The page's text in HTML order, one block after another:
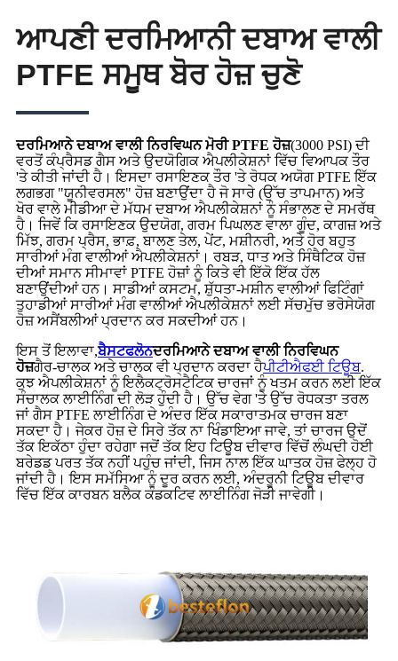
ਆਪਣੀ ਦਰਮਿਆਨੀ ਦਬਾਅ ਵਾਲੀ
PTFE ਸਮੂਥ ਬੋਰ ਹੋਜ਼ ਚੁਣੋ
ਦਰਮਿਆਨੇ ਦਬਾਅ ਵਾਲੀ ਨਿਰਵਿਘਨ ਮੋਰੀ PTFE ਹੋਜ਼(3000 PSI) ਦੀ
ਵਰਤੋਂ ਕੰਪ੍ਰੈਸਡ ਗੈਸ ਅਤੇ ਉਦਯੋਗਿਕ ਐਪਲੀਕੇਸ਼ਨਾਂ ਵਿੱਚ ਵਿਆਪਕ ਤੌਰ
'ਤੇ ਕੀਤੀ ਜਾਂਦੀ ਹੈ। ਇਸਦਾ ਰਸਾਇਣਕ ਤੌਰ 'ਤੇ ਰੋਧਕ ਅਯੋਗ PTFE ਇੱਕ
ਲਗਭਗ "ਯੂਨੀਵਰਸਲ" ਹੋਜ਼ ਬਣਾਉਂਦਾ ਹੈ ਜੋ ਸਾਰੇ (ਉੱਚ ਤਾਪਮਾਨ) ਅਤੇ
ਖੋਰ ਵਾਲੇ ਮੀਡੀਆ ਦੇ ਮੱਧਮ ਦਬਾਅ ਐਪਲੀਕੇਸ਼ਨਾਂ ਨੂੰ ਸੰਭਾਲਣ ਦੇ ਸਮਰੱਥ
ਹੈ। ਜਿਵੇਂ ਕਿ ਰਸਾਇਣਕ ਉਦਯੋਗ, ਗਰਮ ਪਿਘਲਣ ਵਾਲਾ ਗੂੰਦ, ਕਾਗਜ਼ ਅਤੇ
ਮਿੱਝ, ਗਰਮ ਪ੍ਰੈਸ, ਭਾਫ਼, ਬਾਲਣ ਤੇਲ, ਪੇਂਟ, ਮਸ਼ੀਨਰੀ, ਅਤੇ ਹੋਰ ਬਹੁਤ
ਸਾਰੀਆਂ ਮੰਗ ਵਾਲੀਆਂ ਐਪਲੀਕੇਸ਼ਨਾਂ। ਰਬੜ, ਧਾਤ ਅਤੇ ਸਿੰਥੈਟਿਕ ਹੋਜ਼
ਦੀਆਂ ਸਮਾਨ ਸੀਮਾਵਾਂ PTFE ਹੋਜ਼ਾਂ ਨੂੰ ਕਿਤੇ ਵੀ ਇੱਕੋ ਇੱਕ ਹੱਲ
ਬਣਾਉਂਦੀਆਂ ਹਨ। ਸਾਡੀਆਂ ਕਸਟਮ, ਸ਼ੁੱਧਤਾ-ਮਸ਼ੀਨ ਵਾਲੀਆਂ ਫਿਟਿੰਗਾਂ
ਤੁਹਾਡੀਆਂ ਸਾਰੀਆਂ ਮੰਗ ਵਾਲੀਆਂ ਐਪਲੀਕੇਸ਼ਨਾਂ ਲਈ ਸੱਚਮੁੱਚ ਭਰੋਸੇਯੋਗ
ਹੋਜ਼ ਅਸੈਂਬਲੀਆਂ ਪ੍ਰਦਾਨ ਕਰ ਸਕਦੀਆਂ ਹਨ।
ਇਸ ਤੋਂ ਇਲਾਵਾ,ਬੈਸਟਫਲੋਨਦਰਮਿਆਨੇ ਦਬਾਅ ਵਾਲੀ ਨਿਰਵਿਘਨ
ਹੋਜ਼ਗੈਰ-ਚਾਲਕ ਅਤੇ ਚਾਲਕ ਵੀ ਪ੍ਰਦਾਨ ਕਰਦਾ ਹੈਪੀਟੀਐਫਈ ਟਿਊਬ.
ਕੁਝ ਐਪਲੀਕੇਸ਼ਨਾਂ ਨੂੰ ਇਲੈਕਟ੍ਰੋਸਟੈਟਿਕ ਚਾਰਜਾਂ ਨੂੰ ਖਤਮ ਕਰਨ ਲਈ ਇੱਕ
ਸੰਚਾਲਕ ਲਾਈਨਿੰਗ ਦੀ ਲੋੜ ਹੁੰਦੀ ਹੈ। ਉੱਚ ਵੇਗ 'ਤੇ ਉੱਚ ਰੋਧਕਤਾ ਤਰਲ
ਜਾਂ ਗੈਸ PTFE ਲਾਈਨਿੰਗ ਦੇ ਅੰਦਰ ਇੱਕ ਸਕਾਰਾਤਮਕ ਚਾਰਜ ਬਣਾ
ਸਕਦਾ ਹੈ। ਜੇਕਰ ਹੋਜ਼ ਦੇ ਸਿਰੇ ਤੱਕ ਨਾ ਖਿੰਡਾਇਆ ਜਾਵੇ, ਤਾਂ ਚਾਰਜ ਉਦੋਂ
ਤੱਕ ਇਕੱਠਾ ਹੁੰਦਾ ਰਹੇਗਾ ਜਦੋਂ ਤੱਕ ਇਹ ਟਿਊਬ ਦੀਵਾਰ ਵਿੱਚੋਂ ਲੰਘਦੀ ਹੋਈ
ਬਰੇਡਡ ਪਰਤ ਤੱਕ ਨਹੀਂ ਪਹੁੰਚ ਜਾਂਦੀ, ਜਿਸ ਨਾਲ ਇੱਕ ਘਾਤਕ ਹੋਜ਼ ਫੇਲ੍ਹ ਹੋ
ਜਾਂਦੀ ਹੈ। ਇਸ ਸਮੱਸਿਆ ਨੂੰ ਦੂਰ ਕਰਨ ਲਈ, ਅੰਦਰੂਨੀ ਟਿਊਬ ਦੀਵਾਰ
ਵਿੱਚ ਇੱਕ ਕਾਰਬਨ ਬਲੈਕ ਕੰਡਕਟਿਵ ਲਾਈਨਿੰਗ ਜੋੜੀ ਜਾਵੇਗੀ।